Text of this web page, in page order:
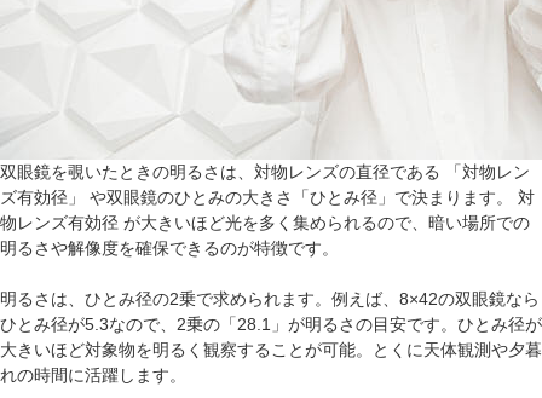
双眼鏡を覗いたときの明るさは、対物レンズの直径である 「対物レン
ズ有効径」 や双眼鏡のひとみの大きさ「ひとみ径」で決まります。 対
物レンズ有効径 が大きいほど光を多く集められるので、暗い場所での
明るさや解像度を確保できるのが特徴です。
明るさは、ひとみ径の2乗で求められます。例えば、8×42の双眼鏡なら
ひとみ径が5.3なので、2乗の「28.1」が明るさの目安です。ひとみ径が
大きいほど対象物を明るく観察することが可能。とくに天体観測や夕暮
れの時間に活躍します。